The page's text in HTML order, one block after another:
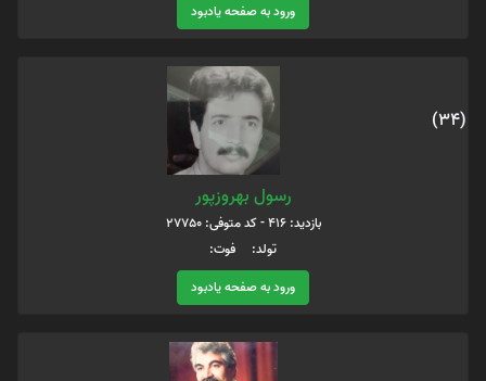
ورود به صفحه یادبود
(34)
رسول بهروزپور
بازدید: 416 - کد متوفی: 27750
تولد: فوت:
ورود به صفحه یادبود